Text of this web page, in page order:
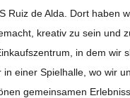
Ruiz de Alda. Dort haben
krea­tiv zu sein und
in dem wir
einer Spiel­halle, wo wir
gemein­sa­men